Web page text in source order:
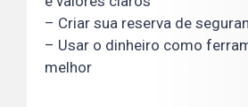
– Criar sua reserva de
– Usar o dinheiro como
melhor